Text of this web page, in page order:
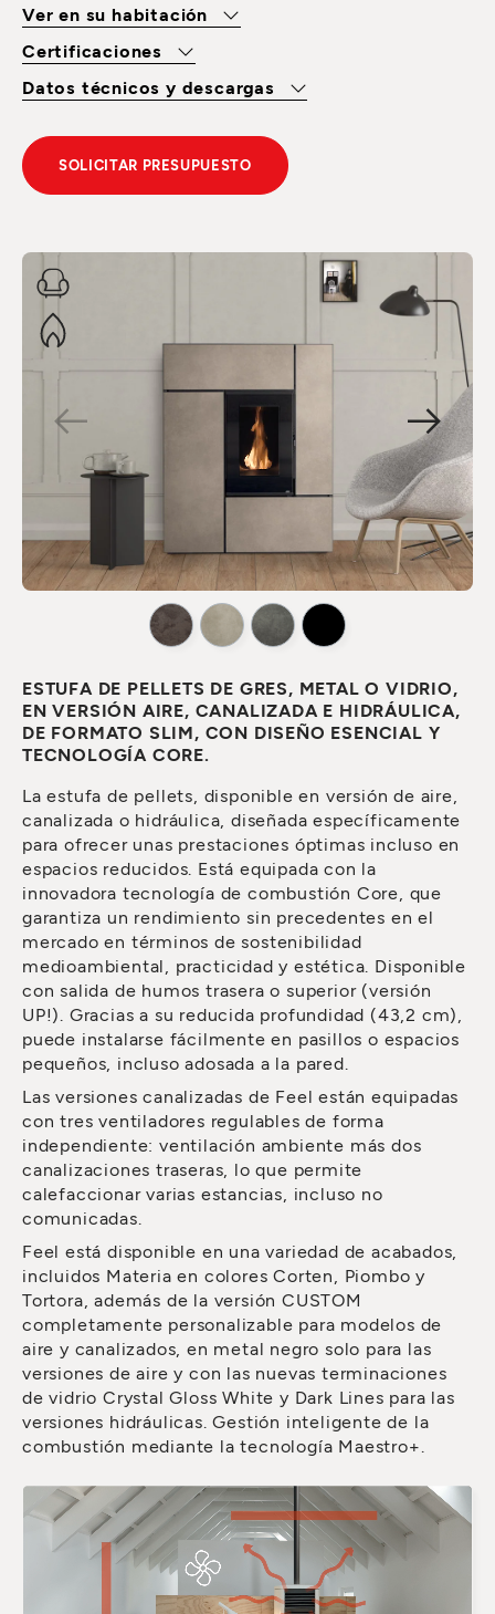
Ver en su habitación
Certificaciones
Datos técnicos y descargas
SOLICITAR PRESUPUESTO
ESTUFA DE PELLETS DE GRES, METAL O VIDRIO,
EN VERSIÓN AIRE, CANALIZADA E HIDRÁULICA,
DE FORMATO SLIM, CON DISEÑO ESENCIAL Y
TECNOLOGÍA CORE.
La estufa de pellets, disponible en versión de aire,
canalizada o hidráulica, diseñada específicamente
para ofrecer unas prestaciones óptimas incluso en
espacios reducidos. Está equipada con la
innovadora tecnología de combustión Core, que
garantiza un rendimiento sin precedentes en el
mercado en términos de sostenibilidad
medioambiental, practicidad y estética. Disponible
con salida de humos trasera o superior (versión
UP!). Gracias a su reducida profundidad (43,2 cm),
puede instalarse fácilmente en pasillos o espacios
pequeños, incluso adosada a la pared.
Las versiones canalizadas de Feel están equipadas
con tres ventiladores regulables de forma
independiente: ventilación ambiente más dos
canalizaciones traseras, lo que permite
calefaccionar varias estancias, incluso no
comunicadas.
Feel está disponible en una variedad de acabados,
incluidos Materia en colores Corten, Piombo y
Tortora, además de la versión CUSTOM
completamente personalizable para modelos de
aire y canalizados, en metal negro solo para las
versiones de aire y con las nuevas terminaciones
de vidrio Crystal Gloss White y Dark Lines para las
versiones hidráulicas. Gestión inteligente de la
combustión mediante la tecnología Maestro+.